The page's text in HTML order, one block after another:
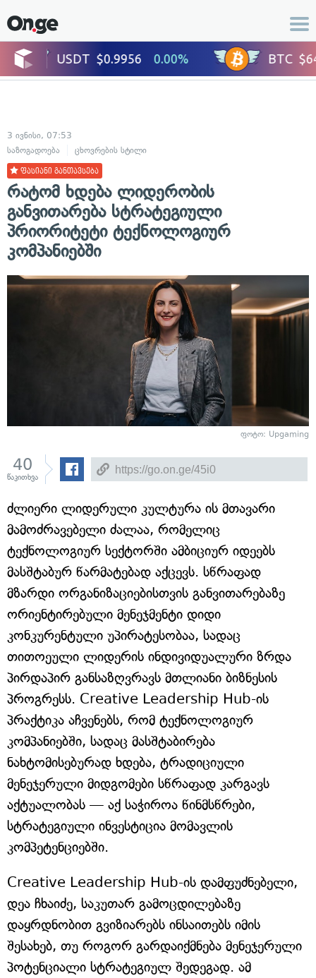
3 ივნისი, 07:53
საზოგადოება
ცხოვრების სტილი
ფასიანი განთავსება
რატომ ხდება ლიდერობის
განვითარება სტრატეგიული
პრიორიტეტი ტექნოლოგიურ
კომპანიებში
ფოტო: Upgaming
40
წაკითხვა
ძლიერი ლიდერული კულტურა ის მთავარი
მამოძრავებელი ძალაა, რომელიც
ტექნოლოგიურ სექტორში ამბიციურ იდეებს
მასშტაბურ წარმატებად აქცევს. სწრაფად
მზარდი ორგანიზაციებისთვის განვითარებაზე
ორიენტირებული მენეჯმენტი დიდი
კონკურენტული უპირატესობაა, სადაც
თითოეული ლიდერის ინდივიდუალური ზრდა
პირდაპირ განსაზღვრავს მთლიანი ბიზნესის
პროგრესს. Creative Leadership Hub-ის
პრაქტიკა აჩვენებს, რომ ტექნოლოგიურ
კომპანიებში, სადაც მასშტაბირება
ნახტომისებურად ხდება, ტრადიციული
მენეჯერული მიდგომები სწრაფად კარგავს
აქტუალობას — აქ საჭიროა წინმსწრები,
სტრატეგიული ინვესტიცია მომავლის
კომპეტენციებში.
Creative Leadership Hub-ის დამფუძნებელი,
დეა ჩხაიძე, საკუთარ გამოცდილებაზე
დაყრდნობით გვიზიარებს ინსაითებს იმის
შესახებ, თუ როგორ გარდაიქმნება მენეჯერული
პოტენციალი სტრატეგიულ შედეგად. ამ